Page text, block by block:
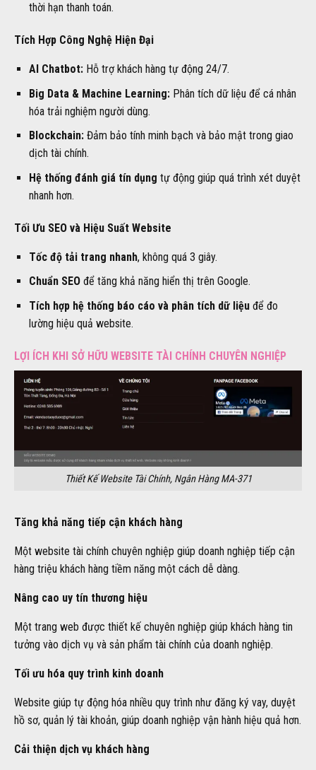
thời hạn thanh toán.
Tích Hợp Công Nghệ Hiện Đại
AI Chatbot:Hỗ trợ khách hàng tự động 24/7.
Big Data & Machine Learning:Phân tích dữ liệu để cá nhân
hóa trải nghiệm người dùng.
Blockchain:Đảm bảo tính minh bạch và bảo mật trong giao
dịch tài chính.
Hệ thống đánh giá tín dụng tự động giúp quá trình xét duyệt
nhanh hơn.
Tối Ưu SEO và Hiệu Suất Website
Tốc độ tải trang nhanh, không quá 3 giây.
Chuẩn SEOđể tăng khả năng hiển thị trên Google.
Tích hợp hệ thống báo cáo và phân tích dữ liệuđể đo
lường hiệu quả website.
LỢI ÍCH KHI SỞ HỮU WEBSITE TÀI CHÍNH CHUYÊN NGHIỆP
Thiết Kế Website Tài Chính, Ngân Hàng MA-371
Tăng khả năng tiếp cận khách hàng
Một website tài chính chuyên nghiệp giúp doanh nghiệp tiếp cận
hàng triệu khách hàng tiềm năng một cách dễ dàng.
Nâng cao uy tín thương hiệu
Một trang web được thiết kế chuyên nghiệp giúp khách hàng tin
tưởng vào dịch vụ và sản phẩm tài chính của doanh nghiệp.
Tối ưu hóa quy trình kinh doanh
Website giúp tự động hóa nhiều quy trình như đăng ký vay, duyệt
hồ sơ, quản lý tài khoản, giúp doanh nghiệp vận hành hiệu quả hơn.
Cải thiện dịch vụ khách hàng